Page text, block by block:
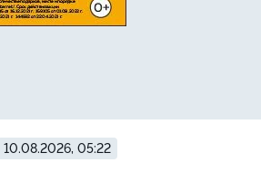
10.08.2026, 05:22